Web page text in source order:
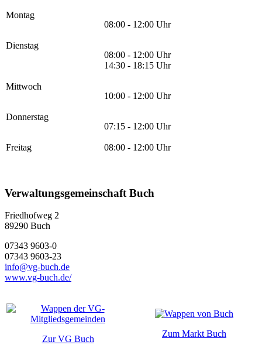
Montag
08:00 - 12:00 Uhr
Dienstag
08:00 - 12:00 Uhr
14:30 - 18:15 Uhr
Mittwoch
10:00 - 12:00 Uhr
Donnerstag
07:15 - 12:00 Uhr
Freitag 08:00 - 12:00 Uhr
Verwaltungsgemeinschaft Buch
Friedhofweg 2
89290 Buch
07343 9603-0
07343 9603-23
info@vg-buch.de
www.vg-buch.de/
Zur VG Buch
Zum Markt Buch